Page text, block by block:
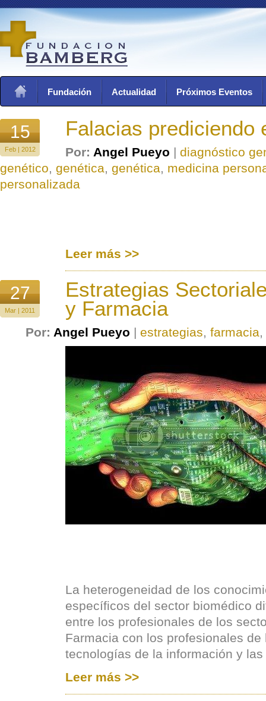
Fundación Actualidad Próximos Eventos
15
Feb | 2012
Falacias prediciendo
Por: Angel Pueyo | diagnóstico
genético, genética, genética, medicina
personalizada
Leer más >>
27
Mar | 2011
Estrategias
y Farmacia
Por: Angel Pueyo | estrategias, farmacia,
La heterogeneidad de los
específicos del sector biomédico
entre los profesionales de los
Farmacia con los profesionales de
tecnologías de la información y
Leer más >>